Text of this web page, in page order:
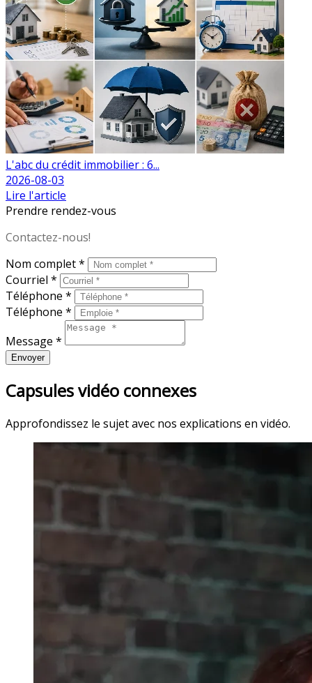
L'abc du crédit immobilier : 6...
2026-08-03
Lire l'article
Prendre rendez-vous
Contactez-nous!
Nom complet *
Courriel *
Téléphone *
Téléphone *
Message *
Envoyer
Capsules vidéo connexes
Approfondissez le sujet avec nos explications en vidéo.